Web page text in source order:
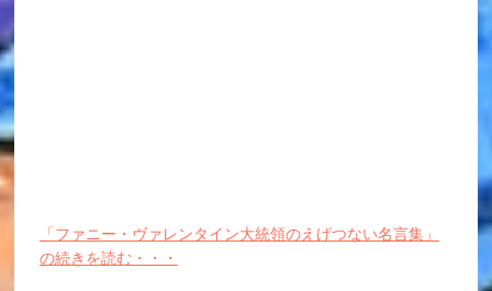
「ファニー・ヴァレンタイン大統領のえげつない名言集」
の続きを読む・・・